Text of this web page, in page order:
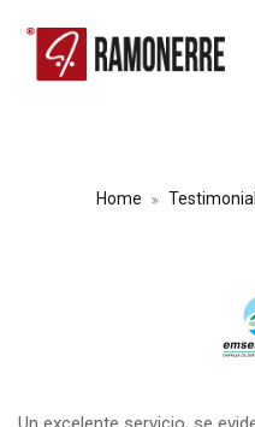
Home